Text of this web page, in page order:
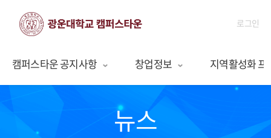
로그인
캠퍼스타운 공지사항 창업정보 지역활성화 프
뉴스